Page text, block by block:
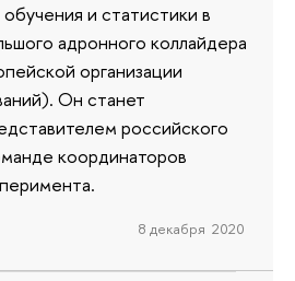
и статистики в
адронного коллайдера
организации
Он станет
российского
координаторов
8 декабря 2020